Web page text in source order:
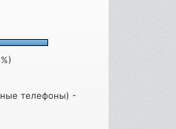
телефоны) -